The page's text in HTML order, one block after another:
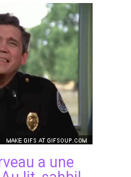
a une